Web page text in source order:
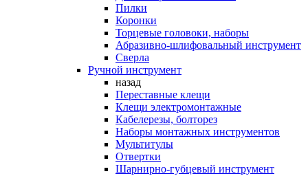
Пилки
Коронки
Торцевые головоки, наборы
Абразивно-шлифовальный инструмент
Сверла
Ручной инструмент
назад
Переставные клещи
Клещи электромонтажные
Кабелерезы, болторез
Наборы монтажных инструментов
Мультитулы
Отвертки
Шарнирно-губцевый инструмент